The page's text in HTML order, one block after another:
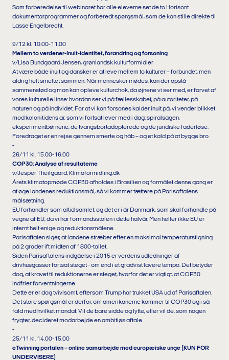
Som forberedelse til webinaret har alle eleverne set de to Horisont
dokumentarprogrammer og forberedt spørgsmål, som de kan stille direkte til
Lasse Engelbrecht.
-
9/12 kl. 10.00-11.00
Mellem to verdener-Inuit-identitet, forandring og forsoning
v/Lisa Bundgaard Jensen, grønlandsk kulturformidler
At være både inuit og dansker er at leve mellem to kulturer – forbundet, men
aldrig helt smeltet sammen. Når mennesker mødes, kan der opstå
sammenstød og man kan opleve kulturchok, da øjnene vi ser med, er farvet af
vores kulturelle linse: hvordan ser vi på fællesskabet, på autoriteter, på
naturen og på individet. For at vi kan forsones kalder inuit på, vi vender blikket
mod kolonitidens ar, som vi fortsat lever med i dag: spiralsagen,
eksperimentbørnene, de tvangsbortadopterede og de juridiske faderløse.
Foredraget er en rejse gennem smerte og håb – og et kald på at bygge bro.
-
26/11 kl. 15.00-16.00
COP30: Analyse af resultaterne
v/Jesper Theilgaard, Klimaformidling.dk
Årets klimatopmøde COP30 afholdes i Brasilien og formålet denne gang er
at øge landenes reduktionsmål, så vi kommer tættere på Parisaftalens
målsætning.
EU forhandler som altid samlet, og det er i år Danmark, som skal forhandle på
vegne af EU, da vi har formandsstolen i dette halvår. Men heller ikke EU er
internt helt enige og reduktionsmålene.
Parisaftalen siger, at landene stræber efter en maksimal temperaturstigning
på 2 grader ift midten af 1800-tallet.
Siden Parisaftalens indgåelse i 2015 er verdens udledninger af
drivhusgasser fortsat steget - om end i et gradvist lavere tempo. Det betyder
dog, at kravet til reduktionerne er steget, hvorfor det er vigtigt, at COP30
indfrier forventningerne.
Dette er er dog tvivlsomt, eftersom Trump har trukket USA ud af Parisaftalen.
Det store spørgsmål er derfor, om amerikanerne kommer til COP30 og i så
fald med hvilket mandat. Vil de bare sidde og lytte, eller vil de, som nogen
frygter, decideret modarbejde en ambitiøs aftale.
-
25/11 kl. 14.00-15.00
eTwinning portalen – online samarbejde med europæiske unge (KUN FOR
UNDERVISERE)